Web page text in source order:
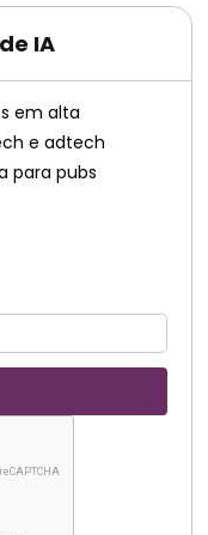
IA
em alta
e adtech
para pubs